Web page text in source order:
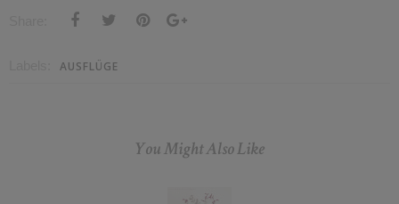
AUSFLÜGE
You Might Also Like